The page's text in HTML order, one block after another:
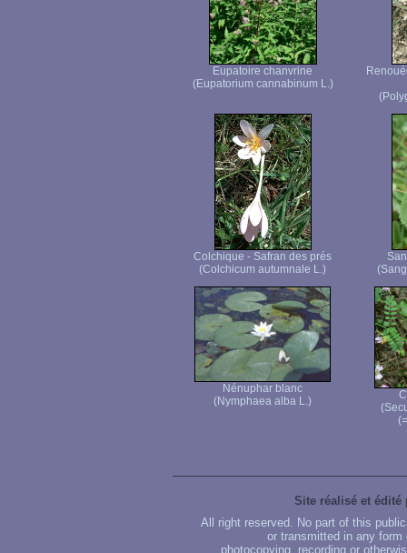
Eupatoire chanvrine
(Eupatorium cannabinum L.)
Colchique - Safran des prés
(Colchicum autumnale L.)
Nénuphar blanc
(Nymphaea alba L.)
Site réalisé et édité
All right reserved. No part of this
or transmitted in any
photocopying, recording or